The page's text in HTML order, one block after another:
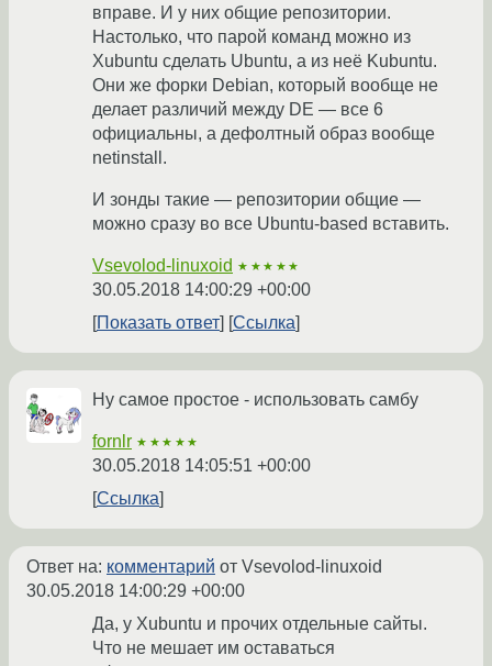
вправе. И у них общие репозитории.
Настолько, что парой команд можно из
Xubuntu сделать Ubuntu, а из неё Kubuntu.
Они же форки Debian, который вообще не
делает различий между DE — все 6
официальны, а дефолтный образ вообще
netinstall.
И зонды такие — репозитории общие —
можно сразу во все Ubuntu-based вставить.
Vsevolod-linuxoid ★★★★★
30.05.2018 14:00:29 +00:00
Показать ответ
Ссылка
Ну самое простое - использовать самбу
fornlr ★★★★★
30.05.2018 14:05:51 +00:00
Ссылка
Ответ на: комментарий от Vsevolod-linuxoid
30.05.2018 14:00:29 +00:00
Да, у Xubuntu и прочих отдельные сайты.
Что не мешает им оставаться